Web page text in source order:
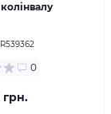
R539362
0
грн.